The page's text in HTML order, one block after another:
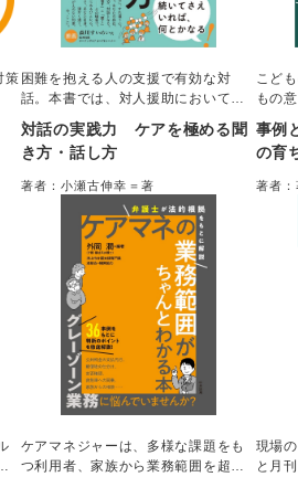
策 困難を抱える人の支援で有効な対
話。本書では、対人援助において対
話を開く際に大切なことを「３つの
原則」「５つの型」に集約し、事例
をもちいて超実践的に解説した。対
話を展開するときのポイントや注意
点など、支援現場で安全に対話を重
ねていくためのエッセンスが満載。
対話の実践力 ケアを極める聞
き方・話し方
著者：小瀬古伸幸＝著
こど
もの
践を
かり
各種
を通
人・
事例
の育
実現
著者：
ケアマネジャーは、多様な課題をも
つ利用者、家族から業務範囲を超え
現場
と月